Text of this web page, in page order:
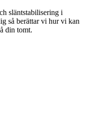
släntstabilisering i
så berättar vi hur vi kan
din tomt.